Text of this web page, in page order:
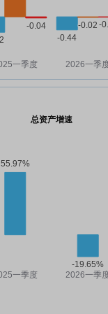
总资产增速